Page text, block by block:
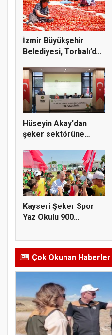
İzmir Büyükşehir
Belediyesi, Torbalı’da
Hüseyin Akay'dan
şeker sektörüne
Kayseri Şeker Spor
Yaz Okulu 900
Çok Okunan Haberler